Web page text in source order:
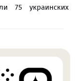
75 украинских